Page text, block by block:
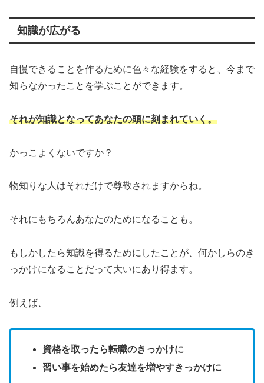
知識が広がる
自慢できることを作るために色々な経験をすると、今まで
知らなかったことを学ぶことができます。
それが知識となってあなたの頭に刻まれていく。
かっこよくないですか？
物知りな人はそれだけで尊敬されますからね。
それにもちろんあなたのためになることも。
もしかしたら知識を得るためにしたことが、何かしらのき
っかけになることだって大いにあり得ます。
例えば、
資格を取ったら転職のきっかけに
習い事を始めたら友達を増やすきっかけに